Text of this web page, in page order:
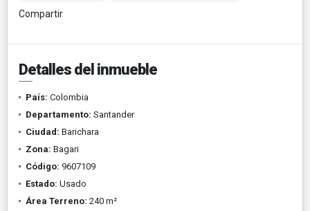
Compartir
Detalles del inmueble
País: Colombia
Departamento: Santander
Ciudad: Barichara
Zona: Bagari
Código: 9607109
Estado: Usado
Área Terreno: 240 m²